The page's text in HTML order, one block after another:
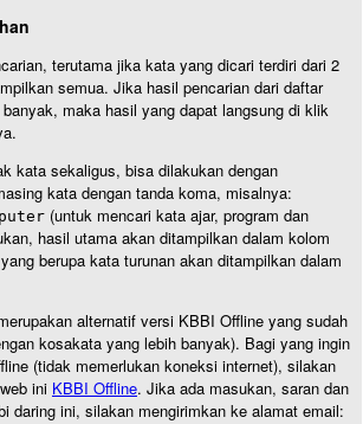
terutama jika kata yang dicari terdiri dari 2
semua. Jika hasil pencarian dari daftar
maka hasil yang dapat langsung di klik
kata sekaligus, bisa dilakukan dengan
kata dengan tanda koma, misalnya:
(untuk mencari kata ajar, program dan
hasil utama akan ditampilkan dalam kolom
berupa kata turunan akan ditampilkan dalam
alternatif versi KBBI Offline yang sudah
kosakata yang lebih banyak). Bagi yang ingin
(tidak memerlukan koneksi internet), silakan
ini KBBI Offline. Jika ada masukan, saran dan
daring ini, silakan mengirimkan ke alamat email: